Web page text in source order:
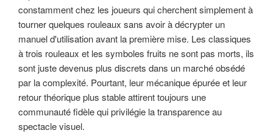
constamment chez les joueurs qui cherchent simplement à
tourner quelques rouleaux sans avoir à décrypter un
manuel d'utilisation avant la première mise. Les classiques
à trois rouleaux et les symboles fruits ne sont pas morts, ils
sont juste devenus plus discrets dans un marché obsédé
par la complexité. Pourtant, leur mécanique épurée et leur
retour théorique plus stable attirent toujours une
communauté fidèle qui privilégie la transparence au
spectacle visuel.